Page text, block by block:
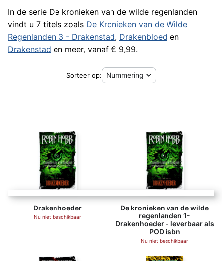
In de serie De kronieken van de wilde regenlanden
vindt u 7 titels zoals De Kronieken van de Wilde
Regenlanden 3 - Drakenstad, Drakenbloed en
Drakenstad en meer, vanaf € 9,99.
Sorteer op:
Drakenhoeder
Nu niet beschikbaar
De kronieken van de wilde
regenlanden 1-
Drakenhoeder - leverbaar als
POD isbn
Nu niet beschikbaar